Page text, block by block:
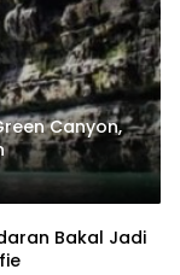
Canyon,
Bakal Jadi